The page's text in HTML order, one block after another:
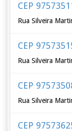
CEP
Rua Silveira
CEP
Rua Silveira
CEP
Rua Silveira
CEP